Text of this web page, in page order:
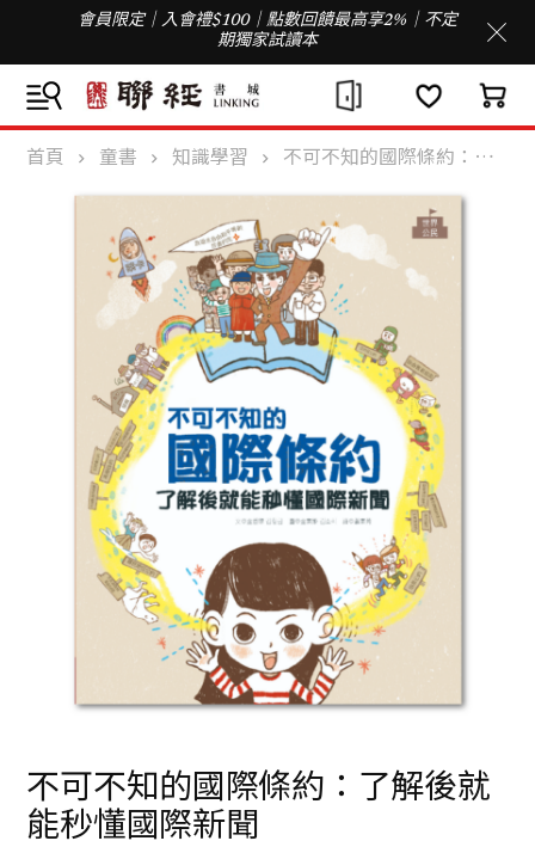
會員限定｜入會禮$100｜點數回饋最高享2%｜不定
期獨家試讀本
首頁 童書 知識學習 不可不知的國際條約：了解後就能秒懂國際新聞
不可不知的國際條約：了解後就
能秒懂國際新聞